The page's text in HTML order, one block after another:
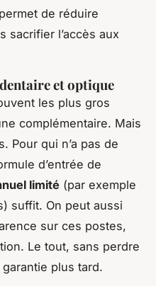
de réduire
sacrifier l’accès aux
et optique
les plus gros
complémentaire. Mais
Pour qui n’a pas de
d’entrée de
limité (par exemple
suffit. On peut aussi
sur ces postes,
Le tout, sans perdre
plus tard.